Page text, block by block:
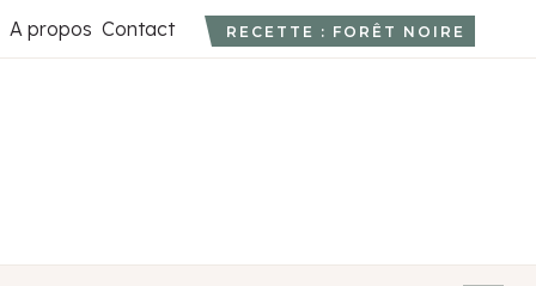
A propos Contact RECETTE : FORÊT NOIRE